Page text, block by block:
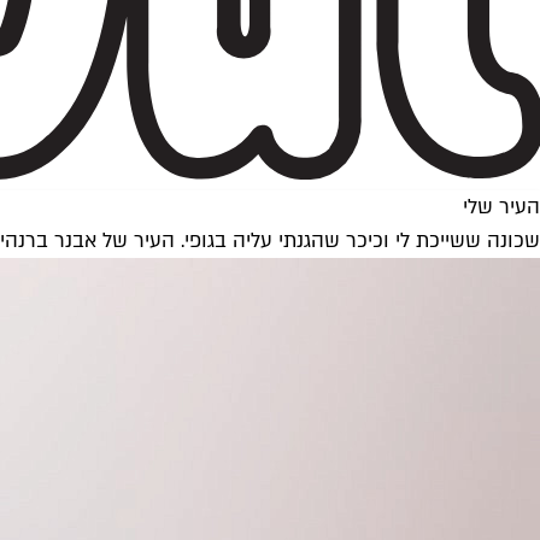
העיר שלי
שכונה ששייכת לי וכיכר שהגנתי עליה בגופי. העיר של אבנר